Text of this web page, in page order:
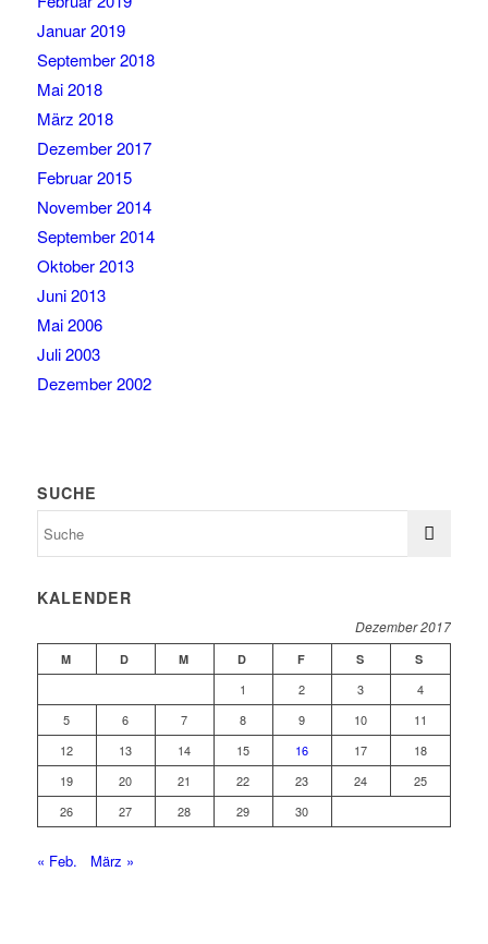
Januar 2019
September 2018
Mai 2018
März 2018
Dezember 2017
Februar 2015
November 2014
September 2014
Oktober 2013
Juni 2013
Mai 2006
Juli 2003
Dezember 2002
SUCHE
KALENDER
Dezember 2017
M D M D F S S
1 2 3
4
5
6 7 8 9 10
11
12
13 14 15 16 17
18
19
20 21 22 23 24
25
26
27 28 29 30
« Feb. März »